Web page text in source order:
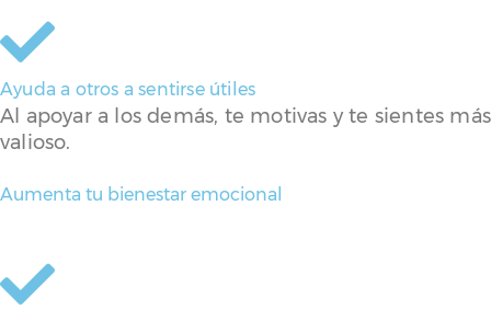
Ayuda a otros a sentirse útiles
Al apoyar a los demás, te motivas y te sientes más
valioso.
Aumenta tu bienestar emocional